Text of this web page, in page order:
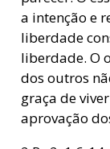
a intenção e
liberdade
liberdade. O
dos outros
graça de
aprovação